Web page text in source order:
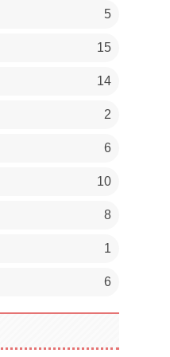
5
15
14
2
6
10
8
1
6